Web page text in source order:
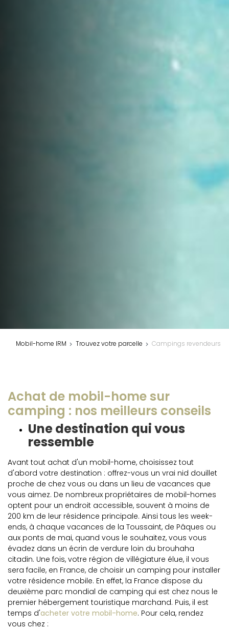
Mobil-home IRM Trouvez votre parcelle Campings revendeurs
Achat de mobil-home sur
camping : nos meilleurs conseils
Une destination qui vous
ressemble
Avant tout achat d'un mobil-home, choisissez tout
d'abord votre destination : offrez-vous un vrai nid douillet
proche de chez vous ou dans un lieu de vacances que
vous aimez. De nombreux propriétaires de mobil-homes
optent pour un endroit accessible, souvent à moins de
200 km de leur résidence principale. Ainsi tous les week-
ends, à chaque vacances de la Toussaint, de Pâques ou
aux ponts de mai, quand vous le souhaitez, vous vous
évadez dans un écrin de verdure loin du brouhaha
citadin. Une fois, votre région de villégiature élue, il vous
sera facile, en France, de choisir un camping pour installer
votre résidence mobile. En effet, la France dispose du
deuxième parc mondial de camping qui est chez nous le
premier hébergement touristique marchand. Puis, il est
temps d'acheter votre mobil-home. Pour cela, rendez
vous chez :